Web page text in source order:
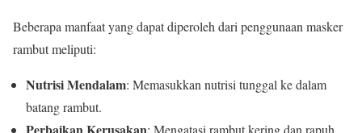
Beberapa manfaat yang dapat diperoleh dari penggunaan masker
rambut meliputi:
Nutrisi Mendalam: Memasukkan nutrisi tunggal ke dalam
batang rambut.
Perbaikan Kerusakan: Mengatasi rambut kering dan rapuh